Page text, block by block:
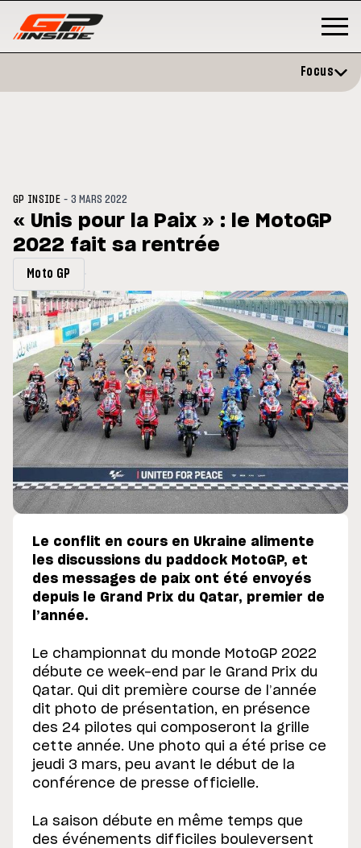
du GP de Grande-
MOTO GP
Focus
GP INSIDE -3 MARS 2022
« Unis pour la Paix » : le MotoGP
2022 fait sa rentrée
Moto GP
Le conflit en cours en Ukraine alimente
les discussions du paddock MotoGP, et
des messages de paix ont été envoyés
depuis le Grand Prix du Qatar, premier de
l’année.
Le championnat du monde MotoGP 2022
débute ce week-end par le Grand Prix du
Qatar. Qui dit première course de l’année
dit photo de présentation, en présence
des 24 pilotes qui composeront la grille
cette année. Une photo qui a été prise ce
jeudi 3 mars, peu avant le début de la
conférence de presse officielle.
La saison débute en même temps que
des événements difficiles bouleversent